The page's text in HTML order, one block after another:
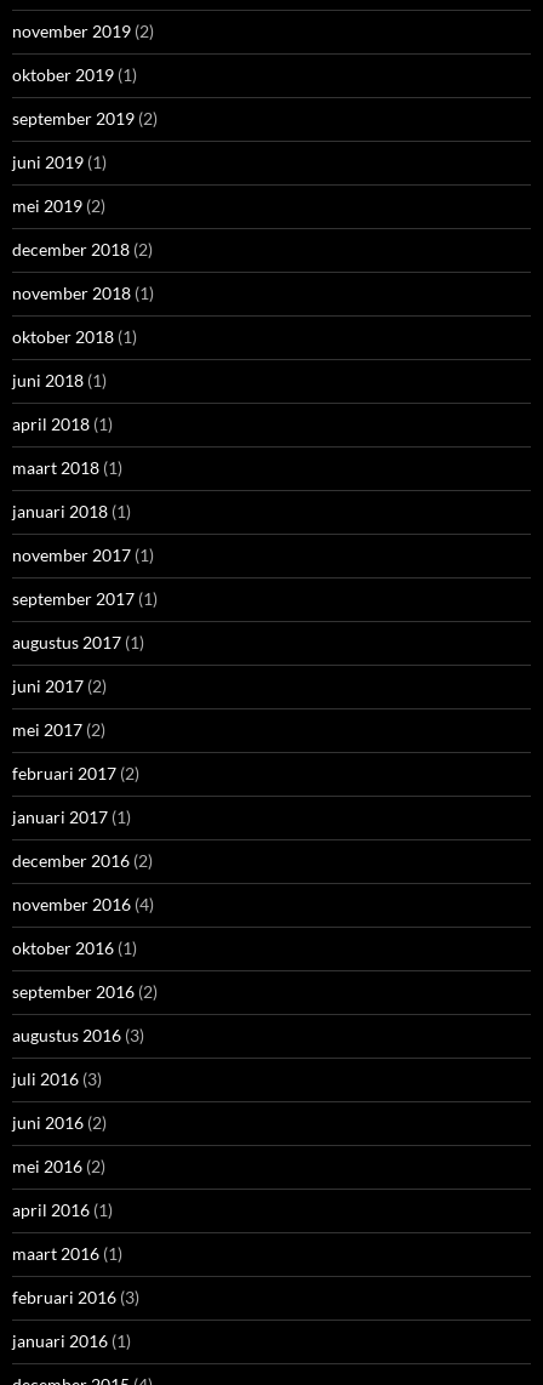
november 2019 (2)
oktober 2019 (1)
september 2019 (2)
juni 2019 (1)
mei 2019 (2)
december 2018 (2)
november 2018 (1)
oktober 2018 (1)
juni 2018 (1)
april 2018 (1)
maart 2018 (1)
januari 2018 (1)
november 2017 (1)
september 2017 (1)
augustus 2017 (1)
juni 2017 (2)
mei 2017 (2)
februari 2017 (2)
januari 2017 (1)
december 2016 (2)
november 2016 (4)
oktober 2016 (1)
september 2016 (2)
augustus 2016 (3)
juli 2016 (3)
juni 2016 (2)
mei 2016 (2)
april 2016 (1)
maart 2016 (1)
februari 2016 (3)
januari 2016 (1)